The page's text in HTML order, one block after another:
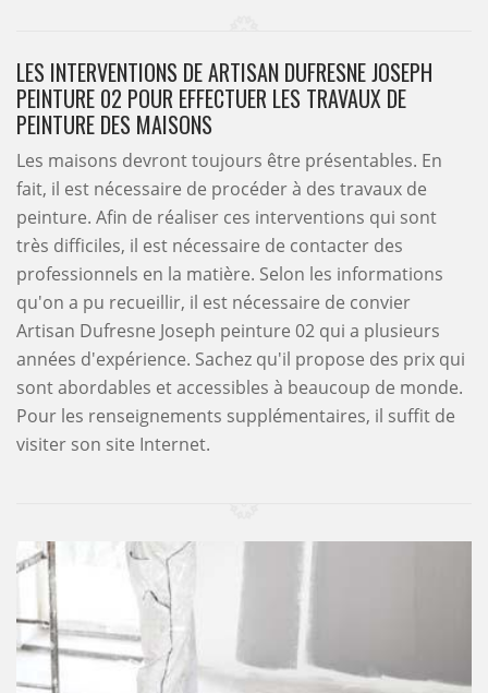
LES INTERVENTIONS DE ARTISAN DUFRESNE JOSEPH
PEINTURE 02 POUR EFFECTUER LES TRAVAUX DE
PEINTURE DES MAISONS
Les maisons devront toujours être présentables. En
fait, il est nécessaire de procéder à des travaux de
peinture. Afin de réaliser ces interventions qui sont
très difficiles, il est nécessaire de contacter des
professionnels en la matière. Selon les informations
qu'on a pu recueillir, il est nécessaire de convier
Artisan Dufresne Joseph peinture 02 qui a plusieurs
années d'expérience. Sachez qu'il propose des prix qui
sont abordables et accessibles à beaucoup de monde.
Pour les renseignements supplémentaires, il suffit de
visiter son site Internet.